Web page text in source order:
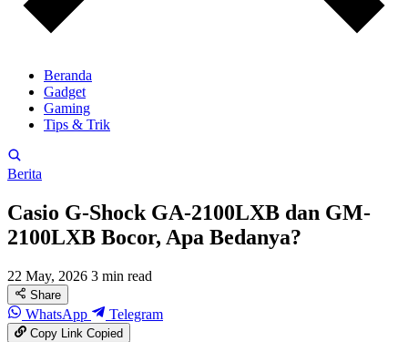
Beranda
Gadget
Gaming
Tips & Trik
Berita
Casio G-Shock GA-2100LXB dan GM-
2100LXB Bocor, Apa Bedanya?
22 May, 2026 3 min read
Share
WhatsApp Telegram
Copy LinkCopied